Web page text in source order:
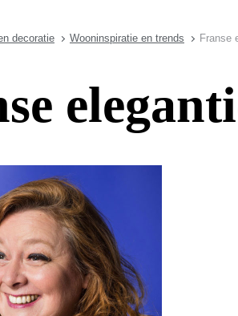
decoratie Wooninspiratie en trends Franse